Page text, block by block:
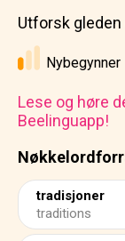
tradisjoner
traditions
Utforsk
Nybegynner
Lese og høre
Beelinguapp!